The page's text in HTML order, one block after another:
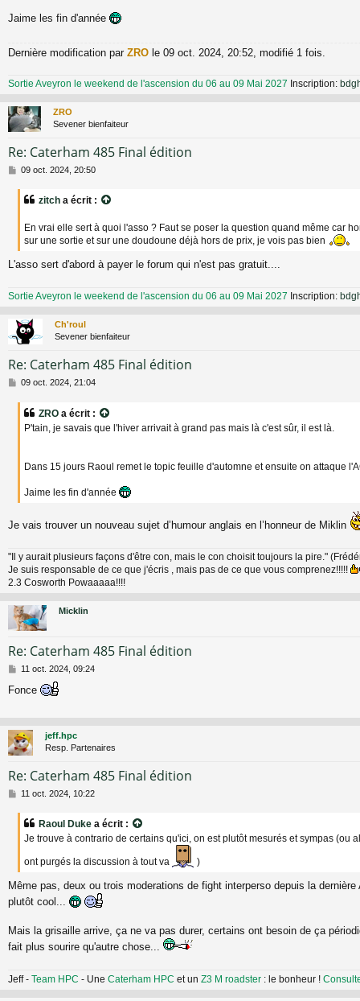
Jaime les fin d'année
Dernière modification par ZRO le 09 oct. 2024, 20:52, modifié 1 fois.
Sortie Aveyron le weekend de l'ascension du 06 au 09 Mai 2027 Inscription:
ZRO
Sevener bienfaiteur
Re: Caterham 485 Final édition
M
09 oct. 2024, 20:50
zitch a écrit :
En vrai elle sert à quoi l'asso ? Faut se poser la question quand même car
sur une sortie et sur une doudoune déjà hors de prix, je vois pas bien
L'asso sert d'abord à payer le forum qui n'est pas gratuit....
Sortie Aveyron le weekend de l'ascension du 06 au 09 Mai 2027 Inscription:
Ch'roul
Sevener bienfaiteur
Re: Caterham 485 Final édition
M
09 oct. 2024, 21:04
ZRO a écrit :
P'tain, je savais que l'hiver arrivait à grand pas mais là c'est sûr, il est là.
Dans 15 jours Raoul remet le topic feuille d'automne et ensuite on attaque
Jaime les fin d'année
Je vais trouver un nouveau sujet d’humour anglais en l’honneur de Miklin
"Il y aurait plusieurs façons d'être con, mais le con choisit toujours la pire."
Je suis responsable de ce que j'écris , mais pas de ce que vous comprenez!!!!!
2.3 Cosworth Powaaaaa!!!!
Micklin
Re: Caterham 485 Final édition
M
s
g
e
11 oct. 2024, 09:24
Fonce
jeff.hpc
Resp. Partenaires
Re: Caterham 485 Final édition
M11 oct. 2024, 10:22
Raoul Duke a écrit :
Je trouve à contrario de certains qu'ici, on est plutôt mesurés et sympas (ou
ont purgés la discussion à tout va )
Même pas, deux ou trois moderations de fight interperso depuis la
plutôt cool...
Mais la grisaille arrive, ça ne va pas durer, certains ont besoin de ça
fait plus sourire qu'autre chose...
Jeff - Team HPC - Une Caterham HPC et un Z3 M roadster : le bonheur !